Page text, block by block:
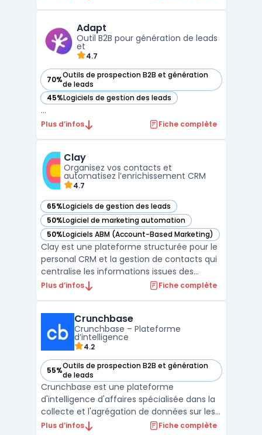
nouvelles opportunités business, effectuer
des cib ...
Adapt
Outil B2B pour génération de leads
et
4.7
70%Outils de prospection B2B et génération
de leads
— voir Adapt dans cette catégorie
45%Logiciels de gestion des leads
— voir Adapt dans cette catégorie
...
Plus d’infos Fiche complète
Clay
Organisez vos contacts et
automatisez l’enrichissement CRM
4.7
65%Logiciels de gestion des leads
— voir Clay dans cette catégorie
50%Logiciel de marketing automation
— voir Clay dans cette catégorie
50%Logiciels ABM (Account-Based Marketing)
— voir Clay dans cette catégorie
Clay est une plateforme structurée pour le
personal CRM et la gestion de contacts qui
centralise les informations issues des
emails, réseaux sociaux et agendas afin
L’outil couvre deux usages distincts :
l’organisatio ...
Plus d’infos Fiche complète
Crunchbase
Crunchbase – Plateforme
d’intelligence
4.2
55%Outils de prospection B2B et génération
de leads
— voir Crunchbase dans cette catégorie
Crunchbase est une plateforme
d'intelligence d'affaires spécialisée dans la
collecte et l'agrégation de données sur les
entreprises, les startups, et les investisseurs.
Plus d’infos Fiche complète